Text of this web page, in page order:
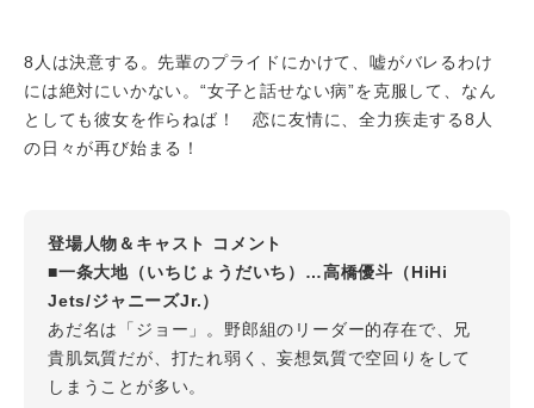
8人は決意する。先輩のプライドにかけて、嘘がバレるわけ
には絶対にいかない。“女子と話せない病”を克服して、なん
としても彼女を作らねば！ 恋に友情に、全力疾走する8人
の日々が再び始まる！
登場人物＆キャスト コメント
■一条大地（いちじょうだいち）…高橋優斗（HiHi
Jets/ジャニーズJr.）
あだ名は「ジョー」。野郎組のリーダー的存在で、兄
貴肌気質だが、打たれ弱く、妄想気質で空回りをして
しまうことが多い。